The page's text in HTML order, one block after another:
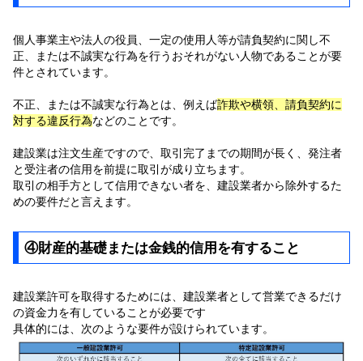
個人事業主や法人の役員、一定の使用人等が請負契約に関し不
正、または不誠実な行為を行うおそれがない人物であることが要
件とされています。
不正、または不誠実な行為とは、例えば詐欺や横領、請負契約に
対する違反行為などのことです。
建設業は注文生産ですので、取引完了までの期間が長く、発注者
と受注者の信用を前提に取引が成り立ちます。
取引の相手方として信用できない者を、建設業者から除外するた
めの要件だと言えます。
④財産的基礎または金銭的信用を有すること
建設業許可を取得するためには、建設業者として営業できるだけ
の資金力を有していることが必要です
具体的には、次のような要件が設けられています。